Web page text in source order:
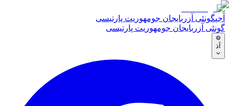
آجپگونئی آزربایجان جومهوریت پارتیسی
گونئی آزربایجان جومهوریت پارتیسی
آذ